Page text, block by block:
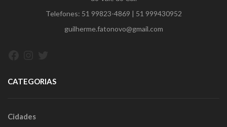
Telefones: 51 99823-4869 | 51 999430952
guilherme.fatonovo@gmail.com
CATEGORIAS
Cidades